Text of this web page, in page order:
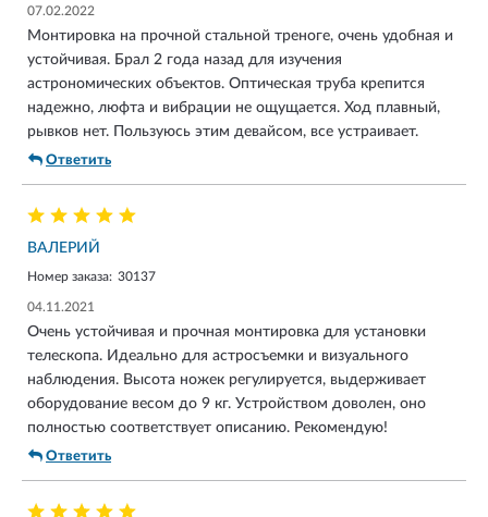
07.02.2022
Монтировка на прочной стальной треноге, очень удобная и
устойчивая. Брал 2 года назад для изучения
астрономических объектов. Оптическая труба крепится
надежно, люфта и вибрации не ощущается. Ход плавный,
рывков нет. Пользуюсь этим девайсом, все устраивает.
Ответить
ВАЛЕРИЙ
Номер заказа: 30137
04.11.2021
Очень устойчивая и прочная монтировка для установки
телескопа. Идеально для астросъемки и визуального
наблюдения. Высота ножек регулируется, выдерживает
оборудование весом до 9 кг. Устройством доволен, оно
полностью соответствует описанию. Рекомендую!
Ответить